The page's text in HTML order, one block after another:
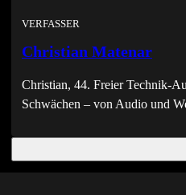
VERFASSER
Christian Matenar
Christian, 44. Freier Technik-
Schwächen – von Audio und